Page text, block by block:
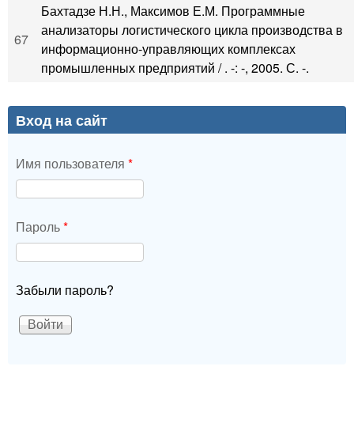
67
Бахтадзе Н.Н., Максимов Е.М. Программные
анализаторы логистического цикла производства в
информационно-управляющих комплексах
промышленных предприятий / . -: -, 2005. С. -.
Вход на сайт
Имя пользователя *
Пароль*
Забыли пароль?